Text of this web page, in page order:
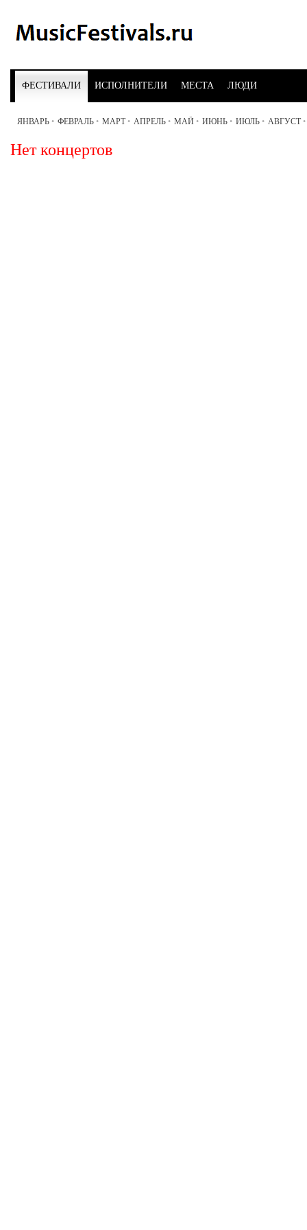
ФЕСТИВАЛИ ИСПОЛНИТЕЛИ МЕСТА ЛЮДИ
ЯНВАРЬ • ФЕВРАЛЬ • МАРТ • АПРЕЛЬ • МАЙ • ИЮНЬ • ИЮЛЬ • АВГУСТ •
Нет концертов